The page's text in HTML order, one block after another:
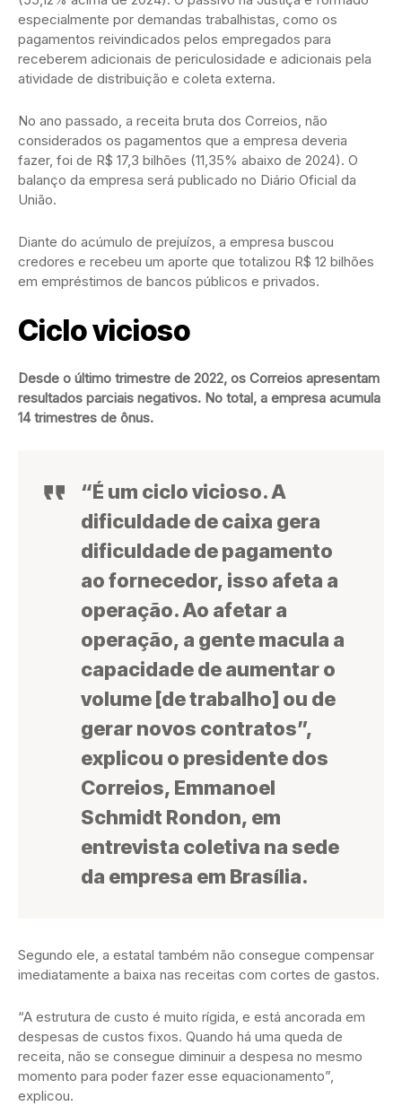
especialmente por demandas trabalhistas, como os
pagamentos reivindicados pelos empregados para
receberem adicionais de periculosidade e adicionais pela
atividade de distribuição e coleta externa.
No ano passado, a receita bruta dos Correios, não
considerados os pagamentos que a empresa deveria
fazer, foi de R$ 17,3 bilhões (11,35% abaixo de 2024). O
balanço da empresa será publicado no Diário Oficial da
União.
Diante do acúmulo de prejuízos, a empresa buscou
credores e recebeu um aporte que totalizou R$ 12 bilhões
em empréstimos de bancos públicos e privados.
Ciclo vicioso
Desde o último trimestre de 2022, os Correios apresentam
resultados parciais negativos. No total, a empresa acumula
14 trimestres de ônus.
“É um ciclo vicioso. A
dificuldade de caixa gera
dificuldade de pagamento
ao fornecedor, isso afeta a
operação. Ao afetar a
operação, a gente macula a
capacidade de aumentar o
volume [de trabalho] ou de
gerar novos contratos”,
explicou o presidente dos
Correios, Emmanoel
Schmidt Rondon, em
entrevista coletiva na sede
da empresa em Brasília.
Segundo ele, a estatal também não consegue compensar
imediatamente a baixa nas receitas com cortes de gastos.
“A estrutura de custo é muito rígida, e está ancorada em
despesas de custos fixos. Quando há uma queda de
receita, não se consegue diminuir a despesa no mesmo
momento para poder fazer esse equacionamento”,
explicou.